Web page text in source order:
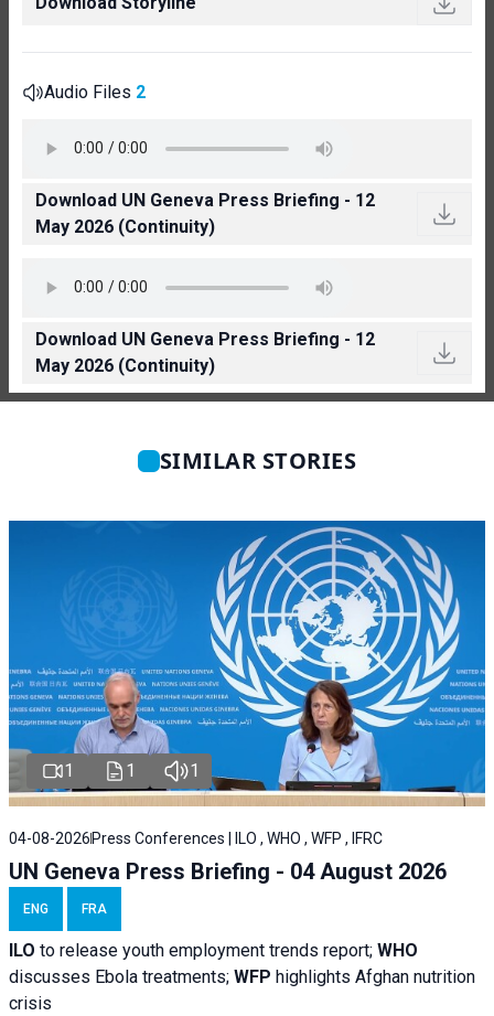
Audio Files 2
Download UN Geneva Press Briefing - 12
May 2026 (Continuity)
Download UN Geneva Press Briefing - 12
May 2026 (Continuity)
SIMILAR STORIES
1 1 1
04-08-2026 Press Conferences | ILO , WHO , WFP , IFRC
UN Geneva Press Briefing - 04 August 2026
ENG FRA
ILO to release youth employment trends report; WHO
discusses Ebola treatments; WFP highlights Afghan nutrition
crisis